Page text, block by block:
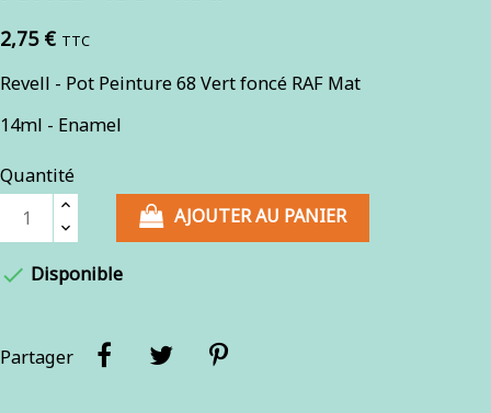
2,75 € TTC
Revell - Pot Peinture 68 Vert foncé RAF Mat
14ml - Enamel
Quantité
AJOUTER AU PANIER
 Disponible
Partager